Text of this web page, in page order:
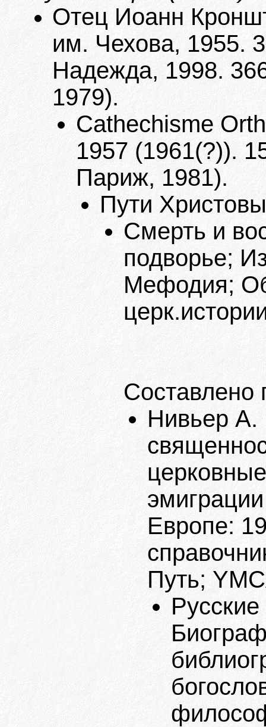
Отец Иоанн
им. Чехова, 1955.
Надежда, 1998.
1979).
Cathechisme
1957 (1961(?)).
Париж, 1981).
Пути
Смерть и
подворье;
Мефодия;
Составлено
Нивьер А.
Европе:
Путь;